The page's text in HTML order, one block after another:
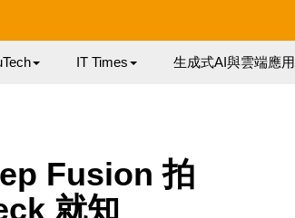
IT Times 生成式AI與雲端應用
Fusion 拍
就知